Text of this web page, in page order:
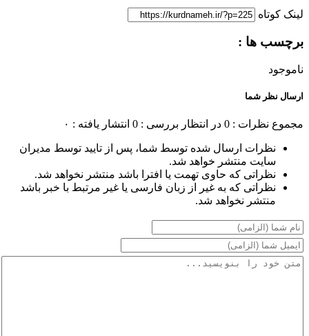
لینک کوتاه
برچسب ها :
ناموجود
ارسال نظر شما
مجموع نظرات : 0 در انتظار بررسی : 0 انتشار یافته : ۰
نظرات ارسال شده توسط شما، پس از تایید توسط مدیران
سایت منتشر خواهد شد.
نظراتی که حاوی تهمت یا افترا باشد منتشر نخواهد شد.
نظراتی که به غیر از زبان فارسی یا غیر مرتبط با خبر باشد
منتشر نخواهد شد.